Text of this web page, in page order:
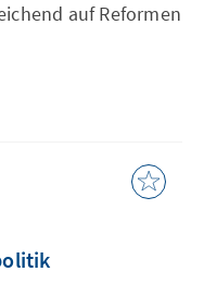
auf Reformen